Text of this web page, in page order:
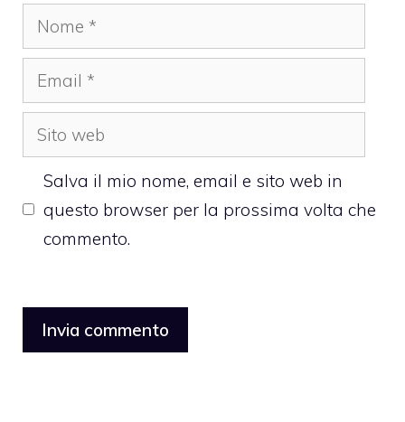
Nome
Email
Sito
web
Salva il mio nome, email e sito web in
questo browser per la prossima volta che
commento.